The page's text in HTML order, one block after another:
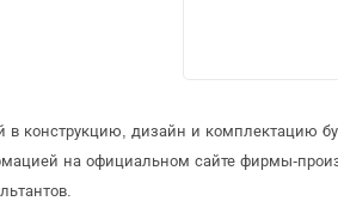
конструкцию, дизайн и комплектацию
на официальном сайте фирмы-